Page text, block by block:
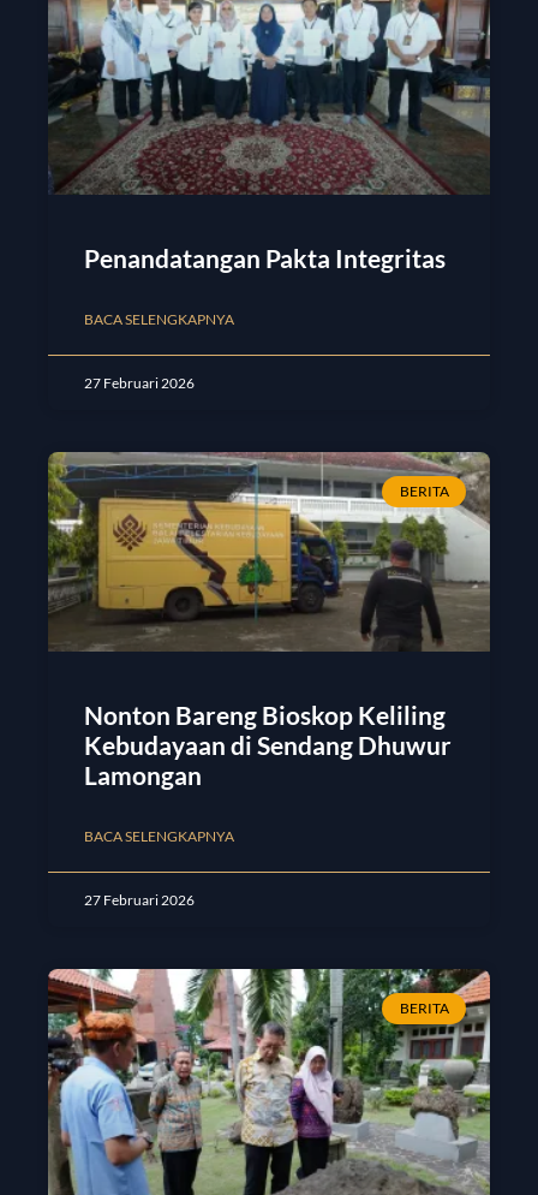
Penandatangan Pakta Integritas
BACA SELENGKAPNYA
27 Februari 2026
BERITA
Nonton Bareng Bioskop Keliling
Kebudayaan di Sendang Dhuwur
Lamongan
BACA SELENGKAPNYA
27 Februari 2026
BERITA